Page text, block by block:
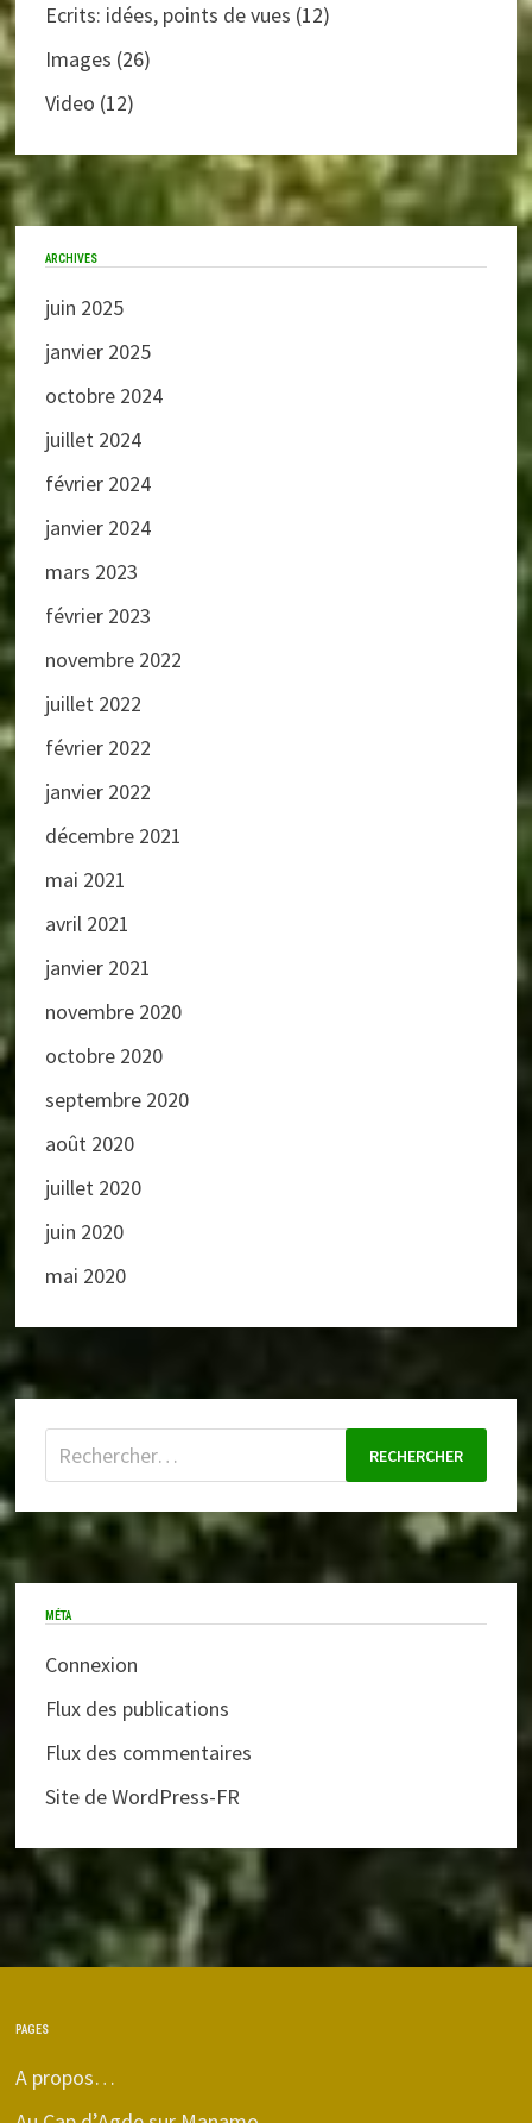
Ecrits: idées, points de vues (12)
Images (26)
Video (12)
ARCHIVES
juin 2025
janvier 2025
octobre 2024
juillet 2024
février 2024
janvier 2024
mars 2023
février 2023
novembre 2022
juillet 2022
février 2022
janvier 2022
décembre 2021
mai 2021
avril 2021
janvier 2021
novembre 2020
octobre 2020
septembre 2020
août 2020
juillet 2020
juin 2020
mai 2020
Rechercher :
MÉTA
Connexion
Flux des publications
Flux des commentaires
Site de WordPress-FR
PAGES
A propos…